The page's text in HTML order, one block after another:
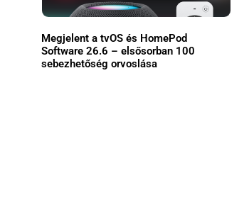
Megjelent a tvOS és HomePod
Software 26.6 – elsősorban 100
sebezhetőség orvoslása
Használt Apple
Apple szerviz